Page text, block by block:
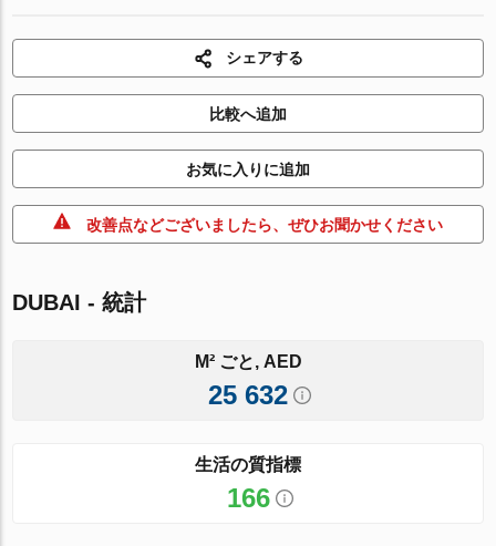
シェアする
比較へ追加
お気に入りに追加
改善点などございましたら、ぜひお聞かせください
DUBAI - 統計
M² ごと, AED
25 632
生活の質指標
166